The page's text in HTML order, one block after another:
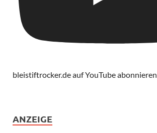
bleistiftrocker.de auf YouTube abonnieren
ANZEIGE